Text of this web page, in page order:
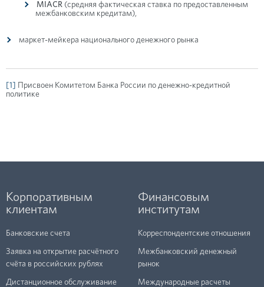
MIACR (средняя фактическая ставка по предоставленным
межбанковским кредитам),
маркет-мейкера национального денежного рынка
[1]
Присвоен Комитетом Банка России по денежно-кредитной
политике
Корпоративным
клиентам
Банковские счета
Заявка на открытие расчётного
счёта в российских рублях
Дистанционное обслуживание
Финансовым
институтам
Корреспондентские отношения
Межбанковский денежный
рынок
Международные расчеты